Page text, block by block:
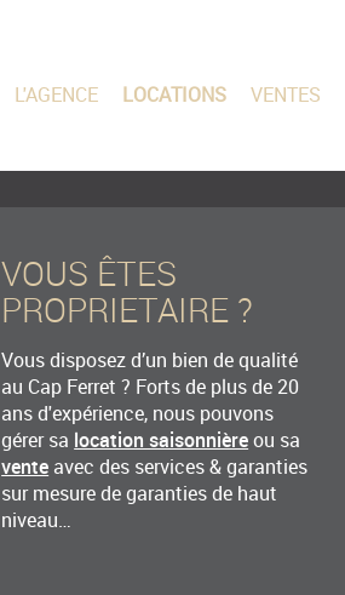
L'AGENCE LOCATIONS VENTES
VOUS ÊTES
PROPRIETAIRE ?
Vous disposez d’un bien de qualité
au Cap Ferret ? Forts de plus de 20
ans d'expérience, nous pouvons
gérer sa location saisonnièreou sa
vente avec des services & garanties
sur mesure de garanties de haut
niveau…